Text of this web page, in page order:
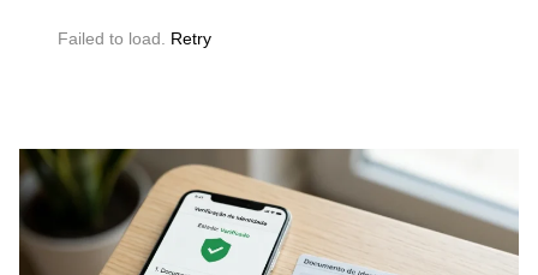
Failed to load. Retry